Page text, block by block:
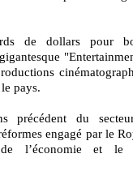
de dollars pour
pays.
précédent du
engagé par le
l’économie et le